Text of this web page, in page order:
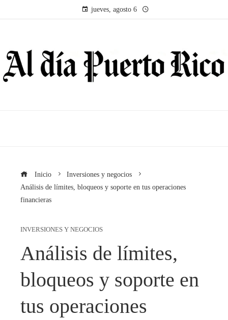
jueves, agosto 6
Inicio
Inversiones y negocios
Análisis de límites, bloqueos y soporte en tus operaciones
financieras
INVERSIONES Y NEGOCIOS
Análisis de límites,
bloqueos y soporte en
tus operaciones